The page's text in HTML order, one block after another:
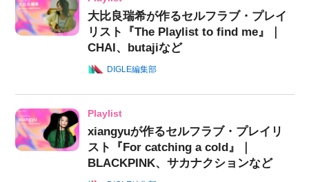
大比良瑞希が作るセルフラブ・プレイ
リスト『The Playlist to find me』｜
CHAI、butajiなど
DIGLE編集部
Playlist
xiangyuが作るセルフラブ・プレイリ
スト『For catching a cold』｜
BLACKPINK、サカナクションなど